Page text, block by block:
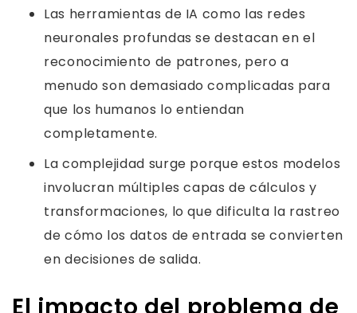
Las herramientas de IA como las redes
neuronales profundas se destacan en el
reconocimiento de patrones, pero a
menudo son demasiado complicadas para
que los humanos lo entiendan
completamente.
La complejidad surge porque estos modelos
involucran múltiples capas de cálculos y
transformaciones, lo que dificulta la rastreo
de cómo los datos de entrada se convierten
en decisiones de salida.